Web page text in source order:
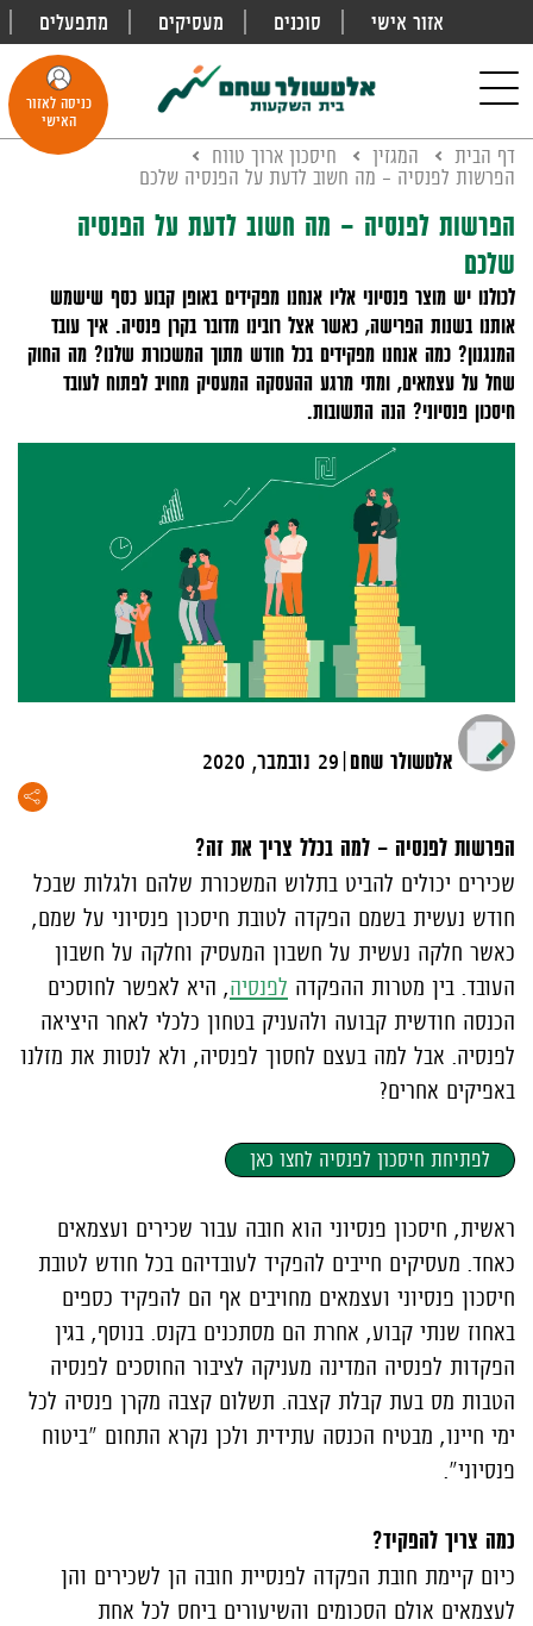
אזור אישי סוכנים מעסיקים מתפעלים
navigation
כניסה לאזור
האישי
דף הבית המגזין
חיסכון ארוך טווח
הפרשות לפנסיה – מה חשוב לדעת על הפנסיה שלכם
הפרשות לפנסיה – מה חשוב לדעת על הפנסיה
שלכם
לכולנו יש מוצר פנסיוני אליו אנחנו מפקידים באופן קבוע כסף שישמש
אותנו בשנות הפרישה, כאשר אצל רובינו מדובר בקרן פנסיה. איך עובד
המנגנון? כמה אנחנו מפקידים בכל חודש מתוך המשכורת שלנו? מה החוק
שחל על עצמאים, ומתי מרגע ההעסקה המעסיק מחויב לפתוח לעובד
חיסכון פנסיוני? הנה התשובות.
אלטשולר שחם|29 נובמבר, 2020
הפרשות לפנסיה – למה בכלל צריך את זה?
שכירים יכולים להביט בתלוש המשכורת שלהם ולגלות שבכל
חודש נעשית בשמם הפקדה לטובת חיסכון פנסיוני על שמם,
כאשר חלקה נעשית על חשבון המעסיק וחלקה על חשבון
העובד. בין מטרות ההפקדה לפנסיה, היא לאפשר לחוסכים
הכנסה חודשית קבועה ולהעניק בטחון כלכלי לאחר היציאה
לפנסיה. אבל למה בעצם לחסוך לפנסיה, ולא לנסות את מזלנו
באפיקים אחרים?
לפתיחת חיסכון לפנסיה לחצו כאן
ראשית, חיסכון פנסיוני הוא חובה עבור שכירים ועצמאים
כאחד. מעסיקים חייבים להפקיד לעובדיהם בכל חודש לטובת
חיסכון פנסיוני ועצמאים מחויבים אף הם להפקיד כספים
באחוז שנתי קבוע, אחרת הם מסתכנים בקנס. בנוסף, בגין
הפקדות לפנסיה המדינה מעניקה לציבור החוסכים לפנסיה
הטבות מס בעת קבלת קצבה. תשלום קצבה מקרן פנסיה לכל
ימי חיינו, מבטיח הכנסה עתידית ולכן נקרא התחום "ביטוח
פנסיוני".
כמה צריך להפקיד?
כיום קיימת חובת הפקדה לפנסיית חובה הן לשכירים והן
לעצמאים אולם הסכומים והשיעורים ביחס לכל אחת